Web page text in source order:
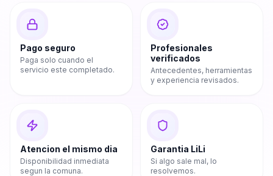
Pago seguro
Paga solo cuando el
servicio este completado.
Profesionales
verificados
Antecedentes, herramientas
y experiencia revisados.
Atencion el mismo dia
Disponibilidad inmediata
segun la comuna.
Garantia LiLi
Si algo sale mal, lo
resolvemos.